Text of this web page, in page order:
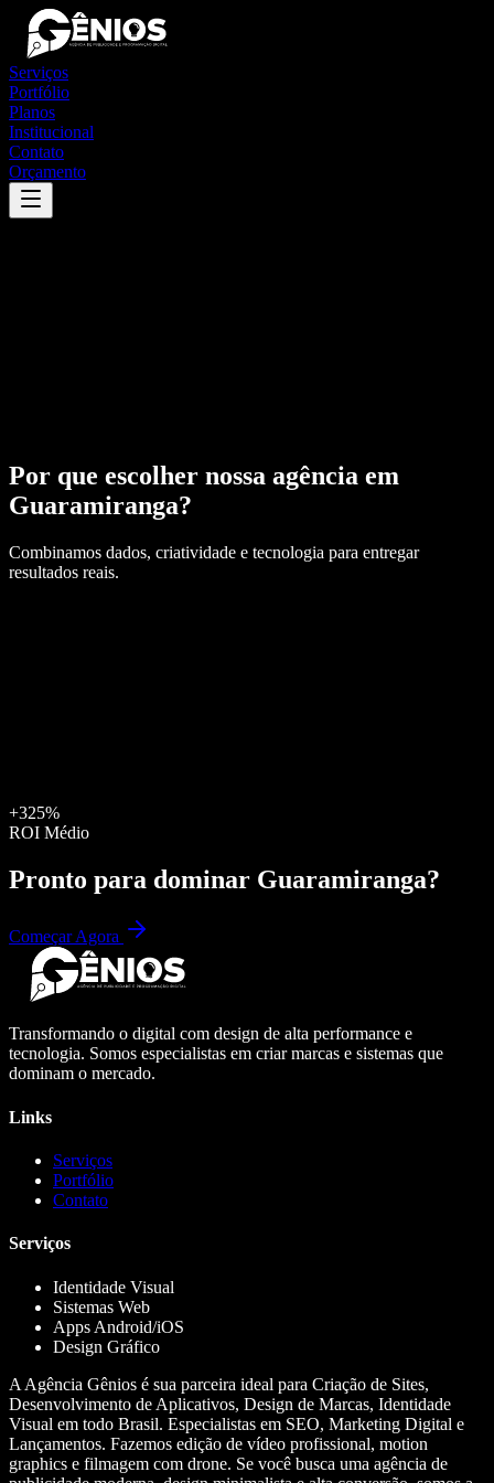
Serviços
Portfólio
Planos
Institucional
Contato
Orçamento
Por que escolher nossa agência em
Guaramiranga?
Combinamos dados, criatividade e tecnologia para entregar
resultados reais.
+325%
ROI Médio
Pronto para dominar Guaramiranga?
Começar Agora
Transformando o digital com design de alta performance e
tecnologia. Somos especialistas em criar marcas e sistemas que
dominam o mercado.
Links
Serviços
Portfólio
Contato
Serviços
Identidade Visual
Sistemas Web
Apps Android/iOS
Design Gráfico
A Agência Gênios é sua parceira ideal para Criação de Sites,
Desenvolvimento de Aplicativos, Design de Marcas, Identidade
Visual em todo Brasil. Especialistas em SEO, Marketing Digital e
Lançamentos. Fazemos edição de vídeo profissional, motion
graphics e filmagem com drone. Se você busca uma agência de